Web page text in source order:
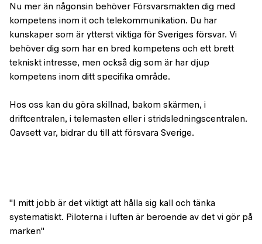
Nu mer än någonsin behöver Försvarsmakten dig med
kompetens inom it och telekommunikation. Du har
kunskaper som är ytterst viktiga för Sveriges försvar. Vi
behöver dig som har en bred kompetens och ett brett
tekniskt intresse, men också dig som är har djup
kompetens inom ditt specifika område.
Hos oss kan du göra skillnad, bakom skärmen, i
driftcentralen, i telemasten eller i stridsledningscentralen.
Oavsett var, bidrar du till att försvara Sverige.
"I mitt jobb är det viktigt att hålla sig kall och tänka
systematiskt. Piloterna i luften är beroende av det vi gör på
marken"